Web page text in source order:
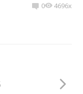
0 4696x